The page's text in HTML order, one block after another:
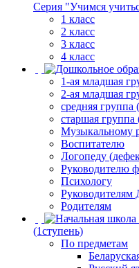
Серия "Учимся
1 класс
2 класс
3 класс
4 класс
1-ая младшая
2-ая младшая
средняя группа
старшая группа
Музыкальному
Воспитателю
Логопеду
Руководителю
Психологу
Руководителям
Родителям
(1ступень)
По предметам